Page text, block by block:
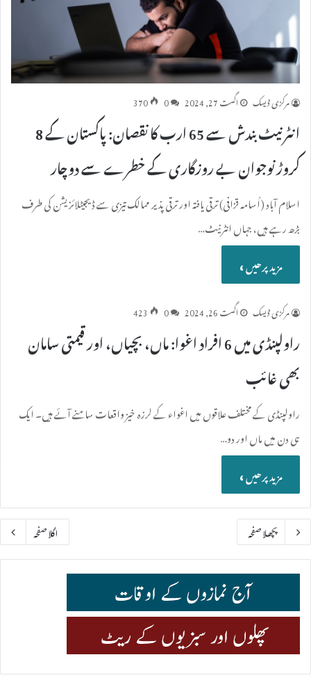
مرکزی ڈیسک اگست 27, 2024 0
370
انٹرنیٹ بندش سے 65 ارب کا نقصان: پاکستان کے 8
کروڑ نوجوان بے روزگاری کے خطرے سے دوچار
اسلام آباد (اُسامہ قزافی) ترقی یافتہ اور ترقی پذیر ممالک تیزی سے ڈیجیٹلائزیشن کی طرف
بڑھ رہے ہیں، جہاں انٹرنیٹ…
مزید پرھیں »
مرکزی ڈیسک اگست 26, 2024 0
423
راولپنڈی میں 6 افراد اغوا: ماں، بچیاں، اور قیمتی سامان
بھی غائب
راولپنڈی کے مختلف علاقوں میں اغواء کے لرزہ خیز واقعات سامنے آئے ہیں۔ ایک
ہی دن میں ماں اور دو…
مزید پرھیں »
پچھلا صفحہ اگلا صفحہ